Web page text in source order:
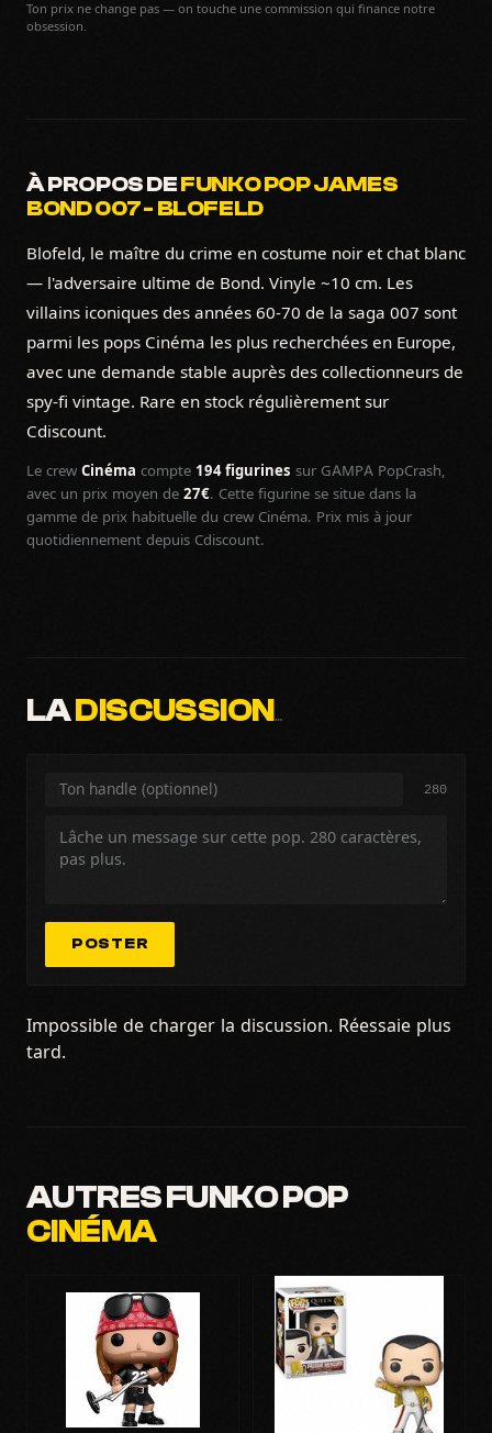
Ton prix ne change pas — on touche une commission qui finance notre
obsession.
À PROPOS DEFUNKO POP JAMES
BOND 007 - BLOFELD
Blofeld, le maître du crime en costume noir et chat blanc
— l'adversaire ultime de Bond. Vinyle ~10 cm. Les
villains iconiques des années 60-70 de la saga 007 sont
parmi les pops Cinéma les plus recherchées en Europe,
avec une demande stable auprès des collectionneurs de
spy-fi vintage. Rare en stock régulièrement sur
Cdiscount.
Le crew Cinéma compte 194 figurines sur GAMPA PopCrash,
avec un prix moyen de 27€. Cette figurine se situe dans la
gamme de prix habituelle du crew Cinéma. Prix mis à jour
quotidiennement depuis Cdiscount.
LADISCUSSION…
280
POSTER
Impossible de charger la discussion. Réessaie plus
tard.
AUTRES FUNKO POP
CINÉMA